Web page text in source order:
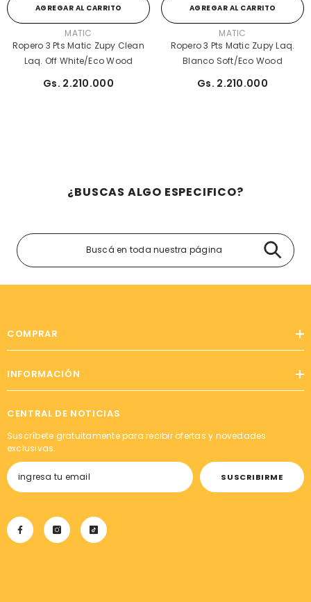
AGREGAR AL CARRITO
MATIC
Ropero 3 Pts Matic Zupy Clean
Laq. Off White/Eco Wood
Gs. 2.210.000
AGREGAR AL CARRITO
MATIC
Ropero 3 Pts Matic Zupy Laq.
Blanco Soft/Eco Wood
Gs. 2.210.000
¿BUSCAS ALGO ESPECIFICO?
COMPRAR
INFORMACIÓN
CENTRAL DE NOTICIAS
Suscríbete gratuitamente para recibir ofertas y novedades
exclusivas.
SUSCRIBIRME